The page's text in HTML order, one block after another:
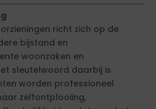
richt zich op de
bijstand en
woonzaken en
sleutelwoord daarbij is
worden professioneel
zelfontplooiing,